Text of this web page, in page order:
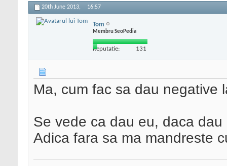
20th June 2013, 16:57
Tom
Membru SeoPedia
Reputatie: 131
Ma, cum fac sa dau negative
Se vede ca dau eu, daca
Adica fara sa ma mandreste